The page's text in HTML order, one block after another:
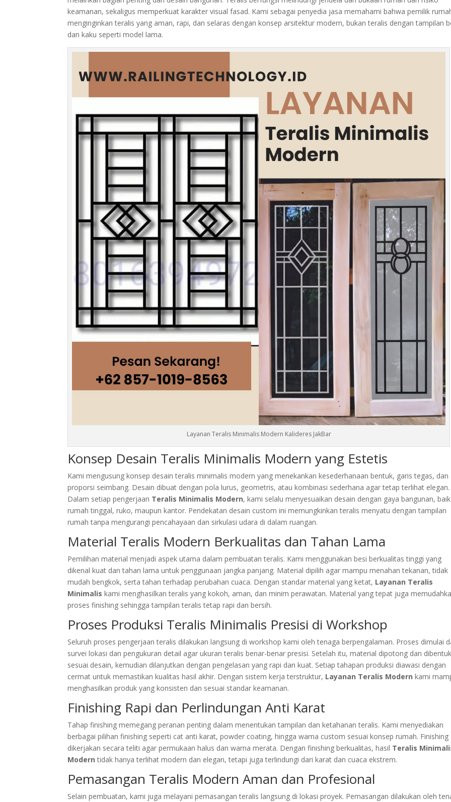
keamanan, sekaligus memperkuat karakter visual fasad. Kami sebagai penyedia jasa memahami bahwa pemilik
menginginkan teralis yang aman, rapi, dan selaras dengan konsep arsitektur modern, bukan teralis dengan tampilan
dan kaku seperti model lama.
Layanan Teralis Minimalis Modern Kalideres JakBar
Konsep Desain Teralis Minimalis Modern yang Estetis
Kami mengusung konsep desain teralis minimalis modern yang menekankan kesederhanaan bentuk, garis tegas, dan
proporsi seimbang. Desain dibuat dengan pola lurus, geometris, atau kombinasi sederhana agar tetap terlihat elegan.
Dalam setiap pengerjaan Teralis Minimalis Modern, kami selalu menyesuaikan desain dengan gaya bangunan, baik
rumah tinggal, ruko, maupun kantor. Pendekatan desain custom ini memungkinkan teralis menyatu dengan tampilan
rumah tanpa mengurangi pencahayaan dan sirkulasi udara di dalam ruangan.
Material Teralis Modern Berkualitas dan Tahan Lama
Pemilihan material menjadi aspek utama dalam pembuatan teralis. Kami menggunakan besi berkualitas tinggi yang
dikenal kuat dan tahan lama untuk penggunaan jangka panjang. Material dipilih agar mampu menahan tekanan, tidak
mudah bengkok, serta tahan terhadap perubahan cuaca. Dengan standar material yang ketat, Layanan Teralis
Minimalis kami menghasilkan teralis yang kokoh, aman, dan minim perawatan. Material yang tepat juga
proses finishing sehingga tampilan teralis tetap rapi dan bersih.
Proses Produksi Teralis Minimalis Presisi di Workshop
Seluruh proses pengerjaan teralis dilakukan langsung di workshop kami oleh tenaga berpengalaman. Proses dimulai
survei lokasi dan pengukuran detail agar ukuran teralis benar-benar presisi. Setelah itu, material dipotong dan dibentuk
sesuai desain, kemudian dilanjutkan dengan pengelasan yang rapi dan kuat. Setiap tahapan produksi diawasi dengan
cermat untuk memastikan kualitas hasil akhir. Dengan sistem kerja terstruktur, Layanan Teralis Modern kami
menghasilkan produk yang konsisten dan sesuai standar keamanan.
Finishing Rapi dan Perlindungan Anti Karat
Tahap finishing memegang peranan penting dalam menentukan tampilan dan ketahanan teralis. Kami menyediakan
berbagai pilihan finishing seperti cat anti karat, powder coating, hingga warna custom sesuai konsep rumah. Finishing
dikerjakan secara teliti agar permukaan halus dan warna merata. Dengan finishing berkualitas, hasil Teralis
Modern tidak hanya terlihat modern dan elegan, tetapi juga terlindungi dari karat dan cuaca ekstrem.
Pemasangan Teralis Modern Aman dan Profesional
Selain pembuatan, kami juga melayani pemasangan teralis langsung di lokasi proyek. Pemasangan dilakukan oleh